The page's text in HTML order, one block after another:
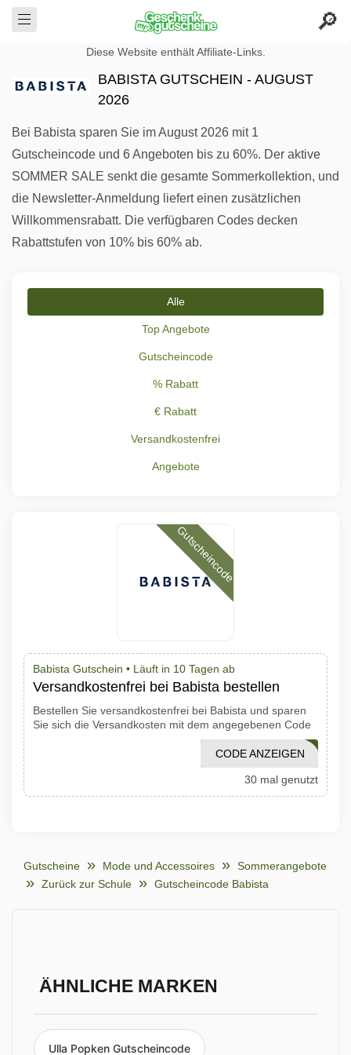
Diese Website enthält Affiliate-Links.
BABISTA GUTSCHEIN - AUGUST
2026
Bei Babista sparen Sie im August 2026 mit 1
Gutscheincode und 6 Angeboten bis zu 60%. Der aktive
SOMMER SALE senkt die gesamte Sommerkollektion, und
die Newsletter-Anmeldung liefert einen zusätzlichen
Willkommensrabatt. Die verfügbaren Codes decken
Rabattstufen von 10% bis 60% ab.
Alle
Top Angebote
Gutscheincode
% Rabatt
€ Rabatt
Versandkostenfrei
Angebote
Gutscheincode
Babista Gutschein • Läuft in 10 Tagen ab
Versandkostenfrei bei Babista bestellen
Bestellen Sie versandkostenfrei bei Babista und sparen
Sie sich die Versandkosten mit dem angegebenen Code
JULI26
CODE ANZEIGEN
30 mal genutzt
Gutscheine Mode und Accessoires
Sommerangebote
Zurück zur Schule
Gutscheincode Babista
ÄHNLICHE MARKEN
Ulla Popken Gutscheincode